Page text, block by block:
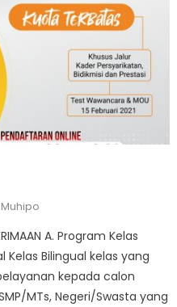
A. Program Kelas
Kelas Bilingual kelas yang
kepada calon
MTs, Negeri/Swasta yang